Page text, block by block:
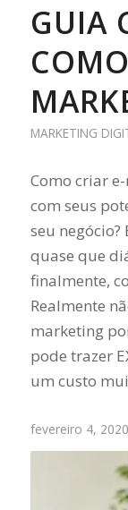
GUIA
MARKETING
Como criar
com seus
seu
quase que
finalmente,
Realmente
marketing
pode trazer
um custo
fevereiro 4, 2020